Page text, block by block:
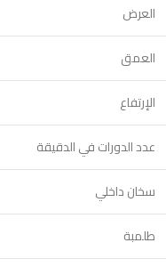
العرض
العمق
الإرتفاع
عدد الدورات في الدقيقة
سخان داخلي
طلمبة